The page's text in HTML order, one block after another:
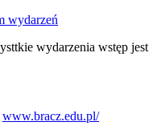
wydarzeń
wydarzenia wstęp jest
www.bracz.edu.pl/